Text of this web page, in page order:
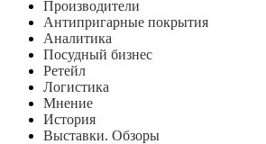
Производители
Антипригарные покрытия
Аналитика
Посудный бизнес
Ретейл
Логистика
Мнение
История
Выставки. Обзоры